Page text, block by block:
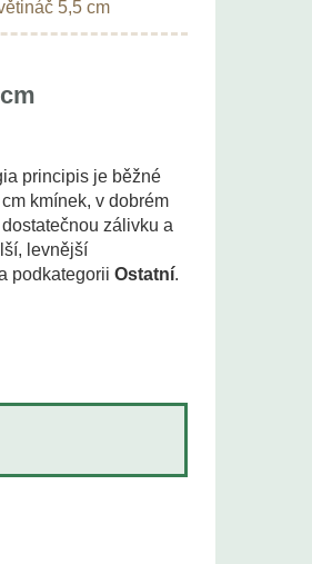
5,5 cm
principis je běžné
kmínek, v dobrém
zálivku a
levnější
podkategorii Ostatní.